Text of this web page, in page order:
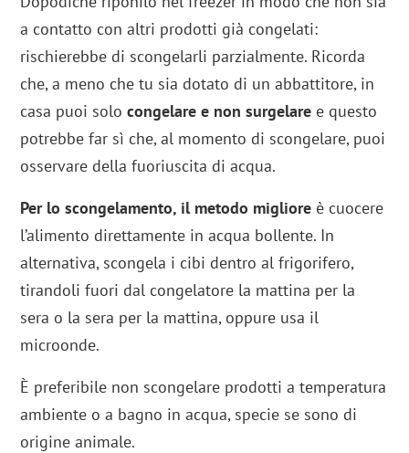
a contatto con altri prodotti già congelati:
rischierebbe di scongelarli parzialmente. Ricorda
che, a meno che tu sia dotato di un abbattitore, in
casa puoi solocongelare e non surgelare e questo
potrebbe far sì che, al momento di scongelare, puoi
osservare della fuoriuscita di acqua.
Per lo scongelamento, il metodo migliore è cuocere
l’alimento direttamente in acqua bollente. In
alternativa, scongela i cibi dentro al frigorifero,
tirandoli fuori dal congelatore la mattina per la
sera o la sera per la mattina, oppure usa il
microonde.
È preferibile non scongelare prodotti a temperatura
ambiente o a bagno in acqua, specie se sono di
origine animale.